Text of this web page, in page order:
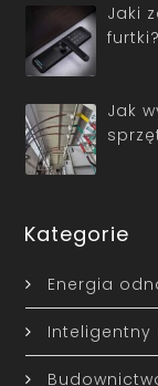
Jaki
Jak
Kategorie
Energia
Inteligentny